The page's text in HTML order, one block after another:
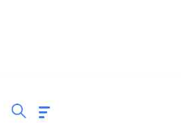
LIRIK